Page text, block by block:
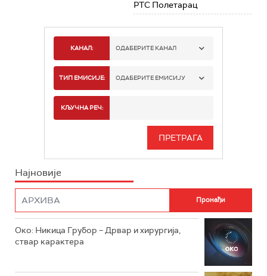
РТС Полетарац
КАНАЛ: ОДАБЕРИТЕ КАНАЛ
РТС 1
РТС 3
РТС ЖИВОТ
ТИП ЕМИСИЈЕ: ОДАБЕРИТЕ ЕМИСИЈУ
ИНФО
КЉУЧНА РЕЧ:
Најновије
Око: Никица Грубор – Дрвар и хирургија,
ствар карактера